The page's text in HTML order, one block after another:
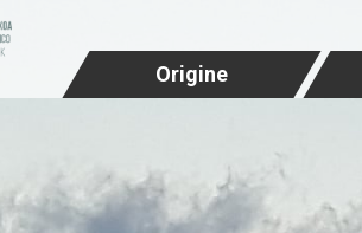
Origine